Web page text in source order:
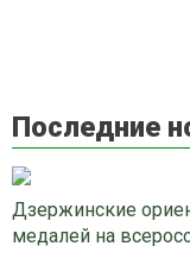
Последние
Дзержинские
медалей на